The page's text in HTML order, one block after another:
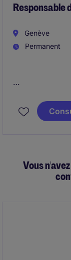
Responsable
Genève
Permanent
responsable
projets, de
Vous
Vous